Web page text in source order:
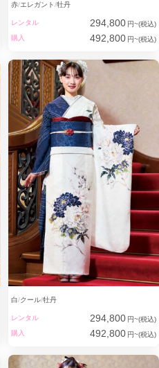
赤 エレガント 牡丹
レンタル 294,800 円~(税込)
購入
492,800 円~(税込)
白 クール 牡丹
レンタル 294,800 円~(税込)
購入
492,800 円~(税込)